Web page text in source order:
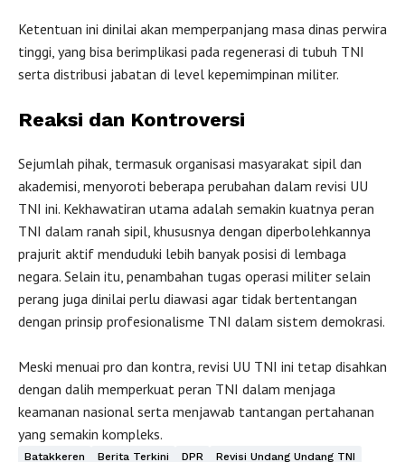
Ketentuan ini dinilai akan memperpanjang masa dinas perwira
tinggi, yang bisa berimplikasi pada regenerasi di tubuh TNI
serta distribusi jabatan di level kepemimpinan militer.
Reaksi dan Kontroversi
Sejumlah pihak, termasuk organisasi masyarakat sipil dan
akademisi, menyoroti beberapa perubahan dalam revisi UU
TNI ini. Kekhawatiran utama adalah semakin kuatnya peran
TNI dalam ranah sipil, khususnya dengan diperbolehkannya
prajurit aktif menduduki lebih banyak posisi di lembaga
negara. Selain itu, penambahan tugas operasi militer selain
perang juga dinilai perlu diawasi agar tidak bertentangan
dengan prinsip profesionalisme TNI dalam sistem demokrasi.
Meski menuai pro dan kontra, revisi UU TNI ini tetap disahkan
dengan dalih memperkuat peran TNI dalam menjaga
keamanan nasional serta menjawab tantangan pertahanan
yang semakin kompleks.
Batakkeren Berita Terkini DPR Revisi Undang Undang TNI